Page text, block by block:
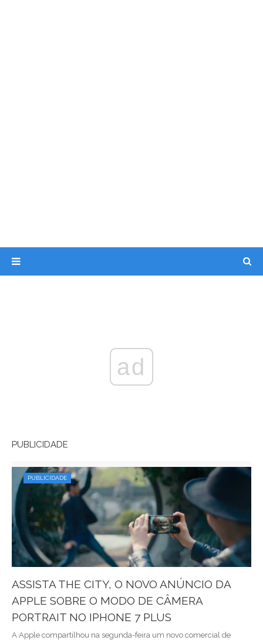
ad
PUBLICIDADE
PUBLICIDADE
ASSISTA THE CITY, O NOVO ANÚNCIO DA
APPLE SOBRE O MODO DE CÂMERA
PORTRAIT NO IPHONE 7 PLUS
A Apple compartilhou na segunda-feira um novo comercial de